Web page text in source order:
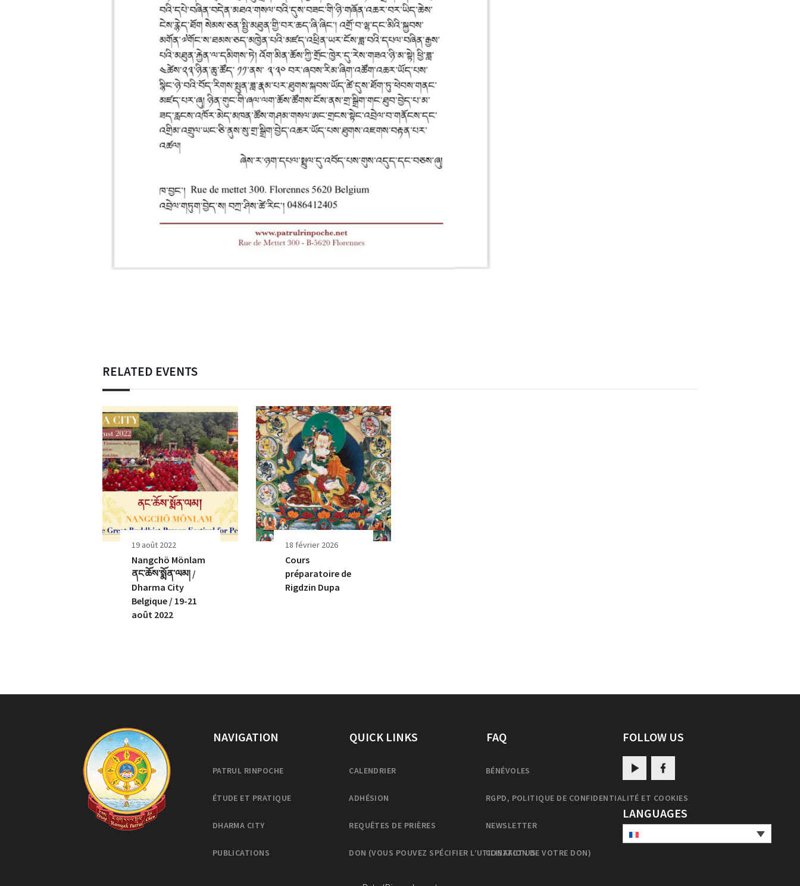
RELATED EVENTS
19 août 2022
Nangchö Mönlam
ནང་ཆོས་སྨོན་ལམ། /
Dharma City
Belgique / 19-21
août 2022
18 février 2026
Cours
préparatoire de
Rigdzin Dupa
NAVIGATION
PATRUL RINPOCHE
ÉTUDE ET PRATIQUE
DHARMA CITY
PUBLICATIONS
QUICK LINKS
CALENDRIER
ADHÉSION
REQUÊTES DE PRIÈRES
DON (VOUS POUVEZ SPÉCIFIER L’UTILISATION DE VOTRE DON)
FAQ
BÉNÉVOLES
RGPD, POLITIQUE DE CONFIDENTIALITÉ ET COOKIES
NEWSLETTER
CONTACT US
FOLLOW US
LANGUAGES